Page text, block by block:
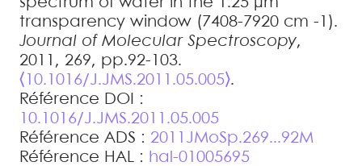
transparency window (7408-7920 cm -1).
Journal of Molecular Spectroscopy,
2011, 269, pp.92-103.
⟨10.1016/J.JMS.2011.05.005⟩.
Référence DOI :
10.1016/J.JMS.2011.05.005
Référence ADS : 2011JMoSp.269...92M
Référence HAL : hal-01005695